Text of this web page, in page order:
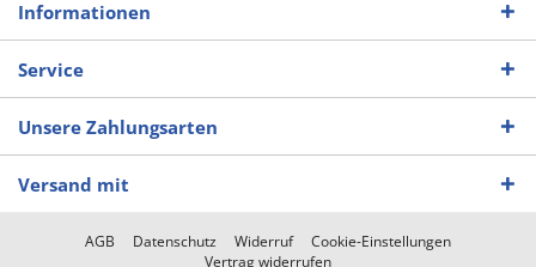
Informationen
Service
Unsere Zahlungsarten
Versand mit
AGB Datenschutz Widerruf
Cookie-Einstellungen
Vertrag widerrufen